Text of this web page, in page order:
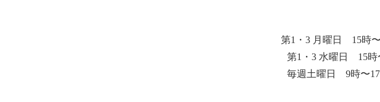
第1・3 月曜日 15時
第1・3 水曜日 15
毎週土曜日 9時〜